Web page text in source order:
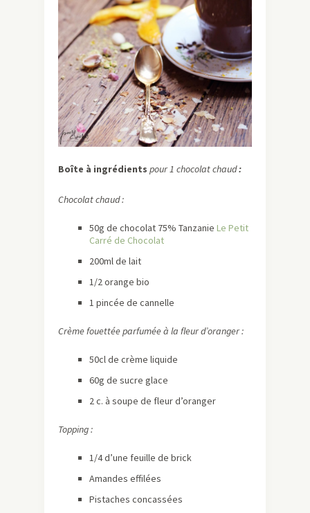
Boîte à ingrédients pour 1 chocolat chaud:
Chocolat chaud :
50g de chocolat 75% Tanzanie Le Petit
Carré de Chocolat
200ml de lait
1/2 orange bio
1 pincée de cannelle
Crème fouettée parfumée à la fleur d’oranger :
50cl de crème liquide
60g de sucre glace
2 c. à soupe de fleur d’oranger
Topping :
1/4 d’une feuille de brick
Amandes effilées
Pistaches concassées